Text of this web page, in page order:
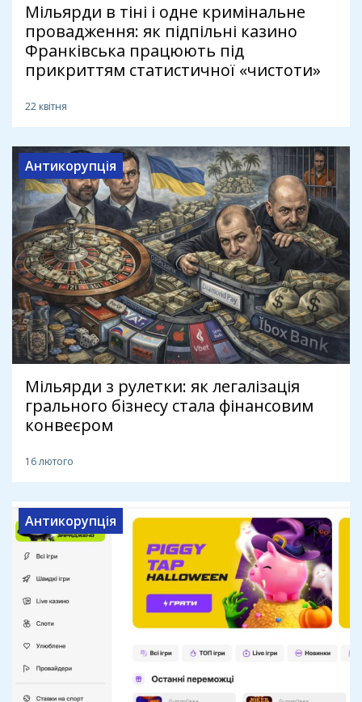
Мільярди в тіні і одне кримінальне
провадження: як підпільні казино
Франківська працюють під
прикриттям статистичної «чистоти»
22 квітня
Антикорупція
Мільярди з рулетки: як легалізація
грального бізнесу стала фінансовим
конвеєром
16 лютого
Антикорупція